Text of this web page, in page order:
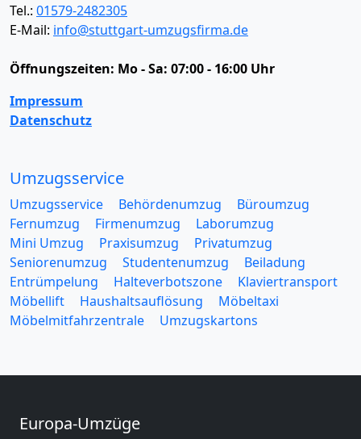
Tel.: 01579-2482305
E-Mail: info@stuttgart-umzugsfirma.de
Öffnungszeiten: Mo - Sa: 07:00 - 16:00 Uhr
Impressum
Datenschutz
Umzugsservice
Umzugsservice Behördenumzug
Büroumzug
Fernumzug
Firmenumzug
Laborumzug
Mini Umzug
Praxisumzug
Privatumzug
Seniorenumzug
Studentenumzug
Beiladung
Entrümpelung
Halteverbotszone
Klaviertransport
Möbellift
Haushaltsauflösung
Möbeltaxi
Möbelmitfahrzentrale
Umzugskartons
Europa-Umzüge